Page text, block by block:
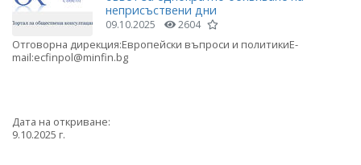
неприсъствени дни
09.10.2025 2604
Отговорна дирекция:Европейски въпроси и политикиE-
mail:ecfinpol@minfin.bg
Дата на откриване:
9.10.2025 г.